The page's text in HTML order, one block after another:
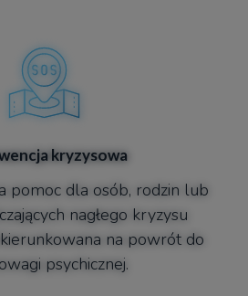
kryzysowa​​​
pomoc dla osób, rodzin lub
nagłego kryzysu
na powrót do
psychicznej.